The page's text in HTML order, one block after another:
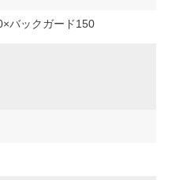
バックガード150